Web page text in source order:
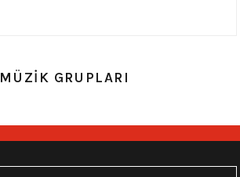
MÜZİK GRUPLARI